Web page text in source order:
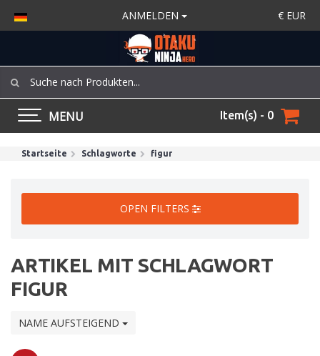
ANMELDEN € EUR
MENU Item(s) - 0
Startseite Schlagworte figur
OPEN FILTERS
ARTIKEL MIT SCHLAGWORT
FIGUR
NAME AUFSTEIGEND